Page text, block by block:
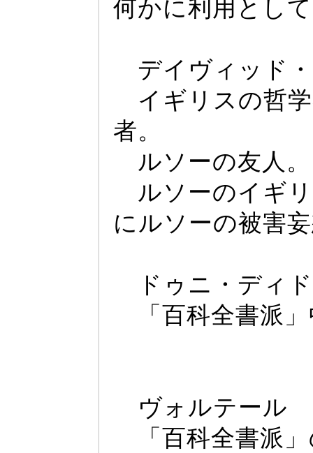
何かに利用とし
デイヴィ ッ ド
イギリスの哲学
者。
ルソーの友人。
ルソーのイギ
にルソーの被害
ド ゥ ニ・デ ィ
「百科全書派」
ヴォ ルテール
「百科全書派」